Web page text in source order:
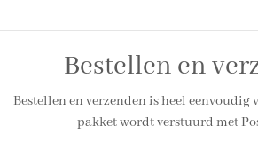
Bestellen en
Bestellen en verzenden is heel eenvoudig
pakket wordt verstuurd met